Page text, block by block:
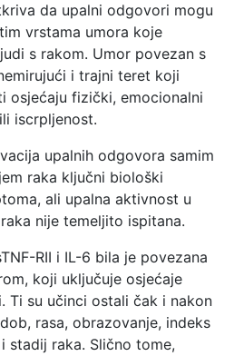
da upalni odgovori mogu
vrstama umora koje
s rakom. Umor povezan s
i trajni teret koji
osjećaju fizički, emocionalni
iscrpljenost.
upalnih odgovora samim
raka ključni biološki
ali upalna aktivnost u
nije temeljito ispitana.
RII i IL-6 bila je povezana
koji uključuje osjećaje
Ti su učinci ostali čak i nakon
rasa, obrazovanje, indeks
stadij raka. Slično tome,